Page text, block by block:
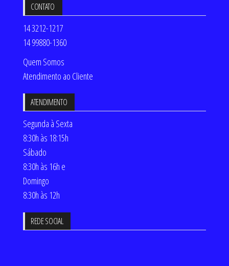
CONTATO
14 3212-1217
14 99880-1360
Quem Somos
Atendimento ao Cliente
ATENDIMENTO
Segunda à Sexta
8:30h às 18:15h
Sábado
8:30h às 16h e
Domingo
8:30h às 12h
REDE SOCIAL